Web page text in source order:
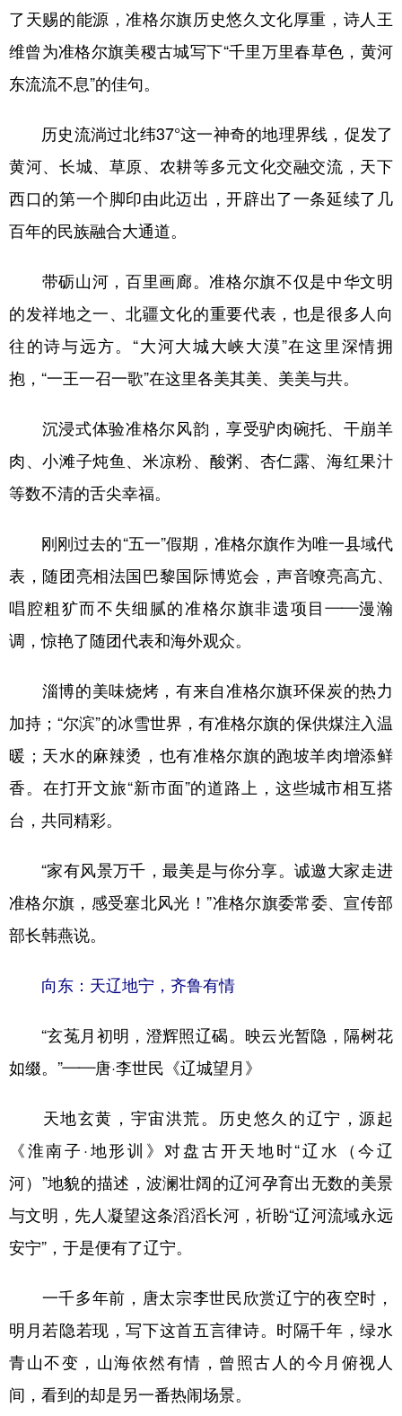
了天赐的能源，准格尔旗历史悠久文化厚重，诗人王
维曾为准格尔旗美稷古城写下“千里万里春草色，黄河
东流流不息”的佳句。
历史流淌过北纬37°这一神奇的地理界线，促发了
黄河、长城、草原、农耕等多元文化交融交流，天下
西口的第一个脚印由此迈出，开辟出了一条延续了几
百年的民族融合大通道。
带砺山河，百里画廊。准格尔旗不仅是中华文明
的发祥地之一、北疆文化的重要代表，也是很多人向
往的诗与远方。“大河大城大峡大漠”在这里深情拥
抱，“一王一召一歌”在这里各美其美、美美与共。
沉浸式体验准格尔风韵，享受驴肉碗托、干崩羊
肉、小滩子炖鱼、米凉粉、酸粥、杏仁露、海红果汁
等数不清的舌尖幸福。
刚刚过去的“五一”假期，准格尔旗作为唯一县域代
表，随团亮相法国巴黎国际博览会，声音嘹亮高亢、
唱腔粗犷而不失细腻的准格尔旗非遗项目——漫瀚
调，惊艳了随团代表和海外观众。
淄博的美味烧烤，有来自准格尔旗环保炭的热力
加持；“尔滨”的冰雪世界，有准格尔旗的保供煤注入温
暖；天水的麻辣烫，也有准格尔旗的跑坡羊肉增添鲜
香。在打开文旅“新市面”的道路上，这些城市相互搭
台，共同精彩。
“家有风景万千，最美是与你分享。诚邀大家走进
准格尔旗，感受塞北风光！”准格尔旗委常委、宣传部
部长韩燕说。
向东：天辽地宁，齐鲁有情
“玄菟月初明，澄辉照辽碣。映云光暂隐，隔树花
如缀。”——唐·李世民《辽城望月》
天地玄黄，宇宙洪荒。历史悠久的辽宁，源起
《淮南子·地形训》对盘古开天地时“辽水（今辽
河）”地貌的描述，波澜壮阔的辽河孕育出无数的美景
与文明，先人凝望这条滔滔长河，祈盼“辽河流域永远
安宁”，于是便有了辽宁。
一千多年前，唐太宗李世民欣赏辽宁的夜空时，
明月若隐若现，写下这首五言律诗。时隔千年，绿水
青山不变，山海依然有情，曾照古人的今月俯视人
间，看到的却是另一番热闹场景。